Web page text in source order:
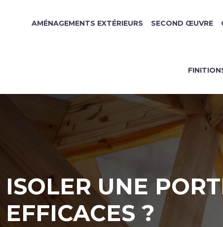
SECOND ŒUVRE
AMÉNAGEMENTS EXTÉRIEURS
ISOLER UNE
EFFICACES ?